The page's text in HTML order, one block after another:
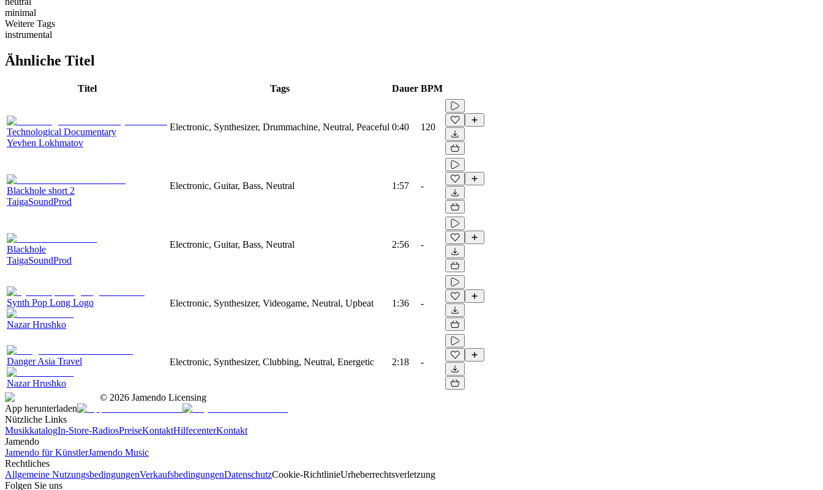
minimal
Weitere Tags
instrumental
Ähnliche Titel
Titel Tags Dauer BPM
Technological Documentary
Yevhen Lokhmatov
Electronic, Synthesizer, Drummachine, Neutral, Peaceful 0:40 120
Blackhole short 2
TaigaSoundProd
Electronic, Guitar, Bass, Neutral 1:57 -
Blackhole
TaigaSoundProd
Electronic, Guitar, Bass, Neutral 2:56 -
Synth Pop Long Logo
Nazar Hrushko
Electronic, Synthesizer, Videogame, Neutral, Upbeat 1:36 -
Danger Asia Travel
Nazar Hrushko
Electronic, Synthesizer, Clubbing, Neutral, Energetic 2:18 -
© 2026 Jamendo Licensing
App herunterladen
Nützliche Links
MusikkatalogIn-Store-RadiosPreiseKontaktHilfecenterKontakt
Jamendo
Jamendo für KünstlerJamendo Music
Rechtliches
Allgemeine NutzungsbedingungenVerkaufsbedingungenDatenschutzCookie-RichtlinieUrheberrechtsverletzung
Folgen Sie uns